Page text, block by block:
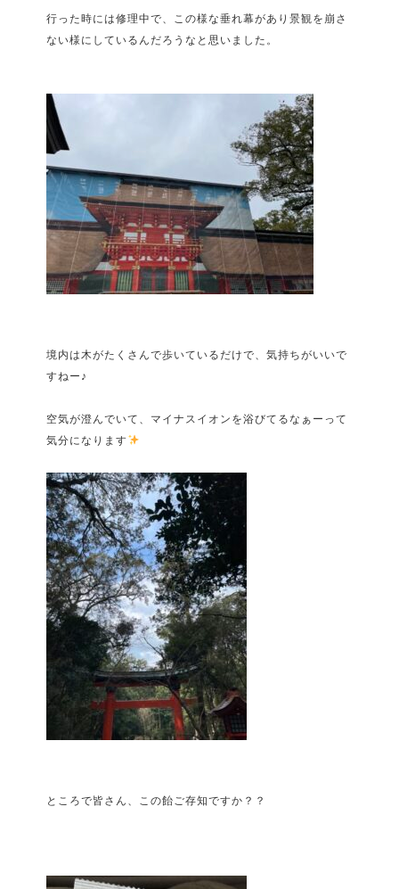
行った時には修理中で、この様な垂れ幕があり景観を崩さ
ない様にしているんだろうなと思いました。
境内は木がたくさんで歩いているだけで、気持ちがいいで
すねー♪
空気が澄んでいて、マイナスイオンを浴びてるなぁーって
気分になります
ところで皆さん、この飴ご存知ですか？？